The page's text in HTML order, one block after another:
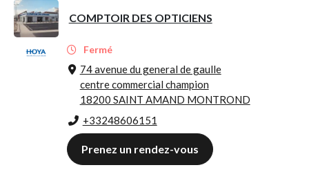
COMPTOIR DES OPTICIENS
Fermé
74 avenue du general de gaulle
centre commercial champion
18200 SAINT AMAND MONTROND
+33248606151
Prenez un rendez-vous